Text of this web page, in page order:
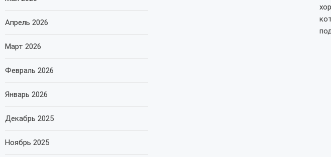
Апрель 2026
Март 2026
Февраль 2026
Январь 2026
Декабрь 2025
Ноябрь 2025